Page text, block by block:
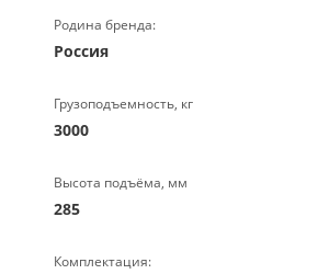
Родина бренда:
Россия
Грузоподъемность, кг
3000
Высота подъёма, мм
285
Комплектация: